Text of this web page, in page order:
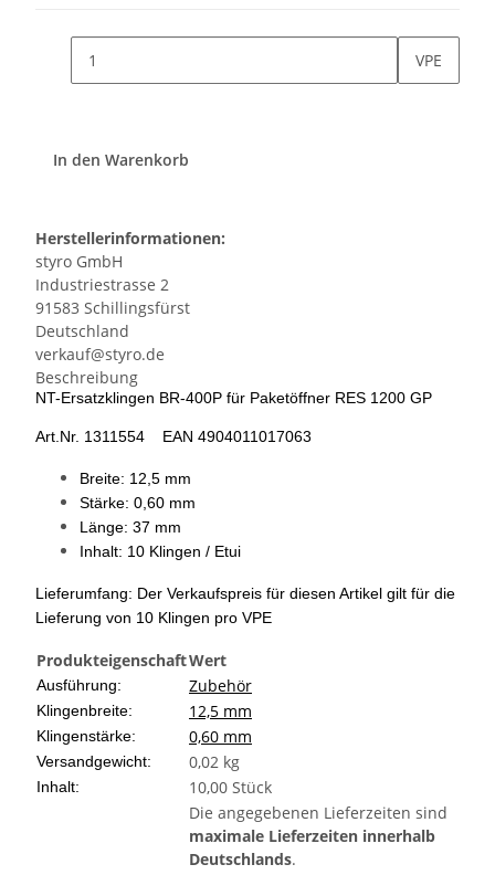
VPE
In den Warenkorb
Herstellerinformationen:
styro GmbH
Industriestrasse 2
91583 Schillingsfürst
Deutschland
verkauf@styro.de
Beschreibung
NT-Ersatzklingen BR-400P für Paketöffner RES 1200 GP
Art.Nr. 1311554 EAN 4904011017063
Breite: 12,5 mm
Stärke: 0,60 mm
Länge: 37 mm
Inhalt: 10 Klingen / Etui
Lieferumfang: Der Verkaufspreis für diesen Artikel gilt für die
Lieferung von 10 Klingen pro VPE
ProdukteigenschaftWert
Ausführung: Zubehör
Klingenbreite: 12,5 mm
Klingenstärke: 0,60 mm
Versandgewicht: 0,02 kg
Inhalt:
10,00 Stück
Die angegebenen Lieferzeiten sind
maximale Lieferzeiten innerhalb
Deutschlands.